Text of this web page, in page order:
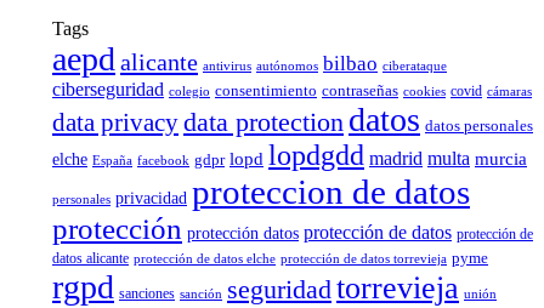
Tags
aepd alicante antivirus autónomos bilbao ciberataque
ciberseguridad colegio consentimiento contraseñas cookies covid cámaras
data privacydata protection datos datos personales
elche España facebook gdpr lopd lopdgdd madrid multa murcia
personales privacidad proteccion de datos
protección protección datos protección de datos protección de
datos alicante protección de datos elche protección de datos torrevieja pyme
rgpd sanciones sanción seguridadtorrevieja unión